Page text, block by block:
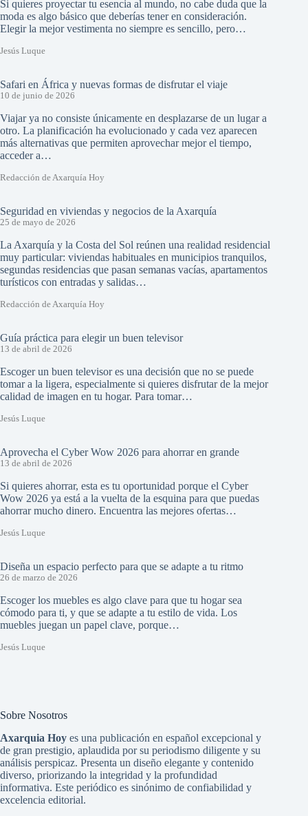
Si quieres proyectar tu esencia al mundo, no cabe duda que la
moda es algo básico que deberías tener en consideración.
Elegir la mejor vestimenta no siempre es sencillo, pero…
Jesús Luque
Safari en África y nuevas formas de disfrutar el viaje
10 de junio de 2026
Viajar ya no consiste únicamente en desplazarse de un lugar a
otro. La planificación ha evolucionado y cada vez aparecen
más alternativas que permiten aprovechar mejor el tiempo,
acceder a…
Redacción de Axarquía Hoy
Seguridad en viviendas y negocios de la Axarquía
25 de mayo de 2026
La Axarquía y la Costa del Sol reúnen una realidad residencial
muy particular: viviendas habituales en municipios tranquilos,
segundas residencias que pasan semanas vacías, apartamentos
turísticos con entradas y salidas…
Redacción de Axarquía Hoy
Guía práctica para elegir un buen televisor
13 de abril de 2026
Escoger un buen televisor es una decisión que no se puede
tomar a la ligera, especialmente si quieres disfrutar de la mejor
calidad de imagen en tu hogar. Para tomar…
Jesús Luque
Aprovecha el Cyber Wow 2026 para ahorrar en grande
13 de abril de 2026
Si quieres ahorrar, esta es tu oportunidad porque el Cyber
Wow 2026 ya está a la vuelta de la esquina para que puedas
ahorrar mucho dinero. Encuentra las mejores ofertas…
Jesús Luque
Diseña un espacio perfecto para que se adapte a tu ritmo
26 de marzo de 2026
Escoger los muebles es algo clave para que tu hogar sea
cómodo para ti, y que se adapte a tu estilo de vida. Los
muebles juegan un papel clave, porque…
Jesús Luque
Sobre Nosotros
Axarquia Hoy es una publicación en español excepcional y
de gran prestigio, aplaudida por su periodismo diligente y su
análisis perspicaz. Presenta un diseño elegante y contenido
diverso, priorizando la integridad y la profundidad
informativa. Este periódico es sinónimo de confiabilidad y
excelencia editorial.